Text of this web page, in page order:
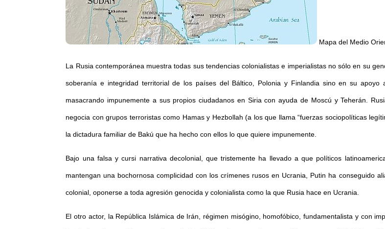
Mapa del Medio
La Rusia contemporánea muestra todas sus tendencias colonialistas e imperialistas no sólo en su
soberanía e integridad territorial de los países del Báltico, Polonia y Finlandia sino en su apoyo
masacrando impunemente a sus propios ciudadanos en Siria con ayuda de Moscú y Teherán.
negocia con grupos terroristas como Hamas y Hezbollah (a los que llama “fuerzas sociopolíticas
la dictadura familiar de Bakú que ha hecho con ellos lo que quiere impunemente.
Bajo una falsa y cursi narrativa decolonial, que tristemente ha llevado a que políticos
mantengan una bochornosa complicidad con los crímenes rusos en Ucrania, Putin ha conseguido
colonial, oponerse a toda agresión genocida y colonialista como la que Rusia hace en Ucrania.
El otro actor, la República Islámica de Irán, régimen misógino, homofóbico, fundamentalista y con